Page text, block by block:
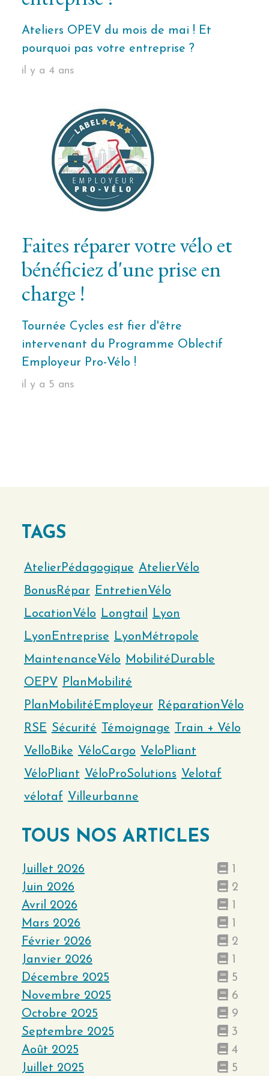
Ateliers OPEV du mois de mai ! Et
pourquoi pas votre entreprise ?
il y a 4 ans
Faites réparer votre vélo et
bénéficiez d'une prise en
charge !
Tournée Cycles est fier d'être
intervenant du Programme Oblectif
Employeur Pro-Vélo !
il y a 5 ans
TAGS
AtelierPédagogique AtelierVélo
BonusRépar EntretienVélo
LocationVélo Longtail Lyon
LyonEntreprise LyonMétropole
MaintenanceVélo MobilitéDurable
OEPV PlanMobilité
PlanMobilitéEmployeur RéparationVélo
RSE Sécurité Témoignage
Train + Vélo
VelloBike VéloCargo VeloPliant
VéloPliant VéloProSolutions Velotaf
vélotaf Villeurbanne
TOUS NOS ARTICLES
Juillet 2026
1
Juin 2026
2
Avril 2026
1
Mars 2026
1
Février 2026
2
Janvier 2026
1
Décembre 2025
5
Novembre 2025
6
Octobre 2025
9
Septembre 2025
3
Août 2025
4
Juillet 2025
5